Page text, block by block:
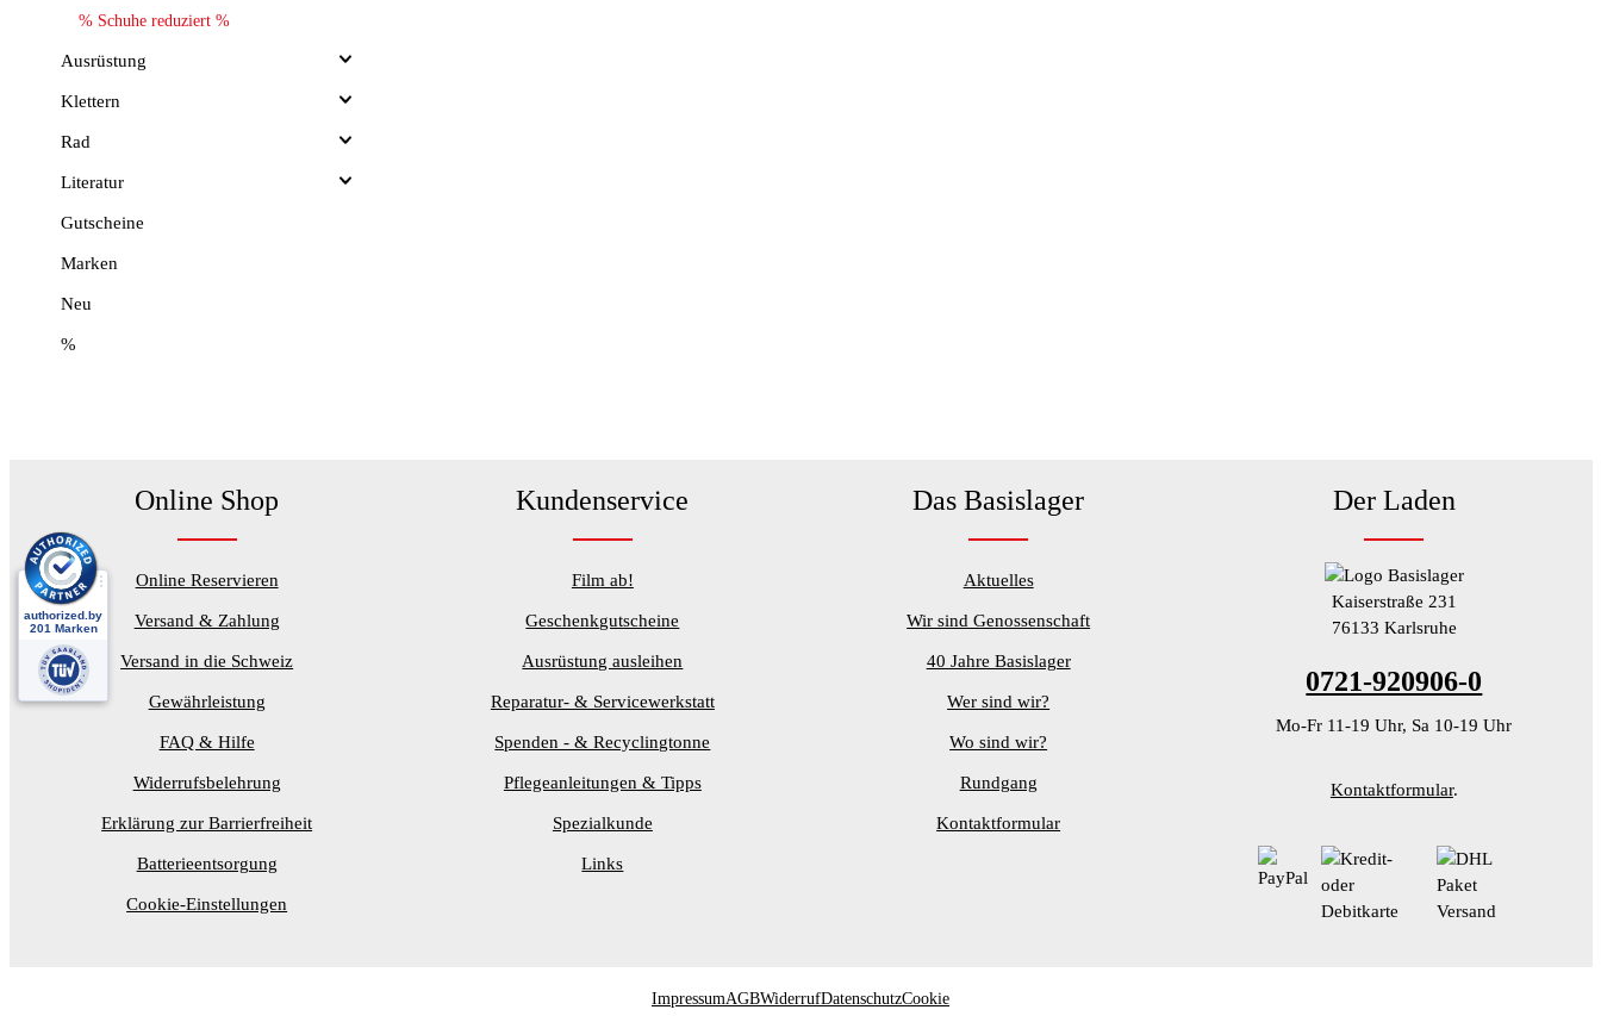
% Schuhe reduziert %
Ausrüstung
Klettern
Rad
Literatur
Gutscheine
Marken
Neu
%
Online Shop
Online Reservieren
Versand & Zahlung
Versand in die Schweiz
Gewährleistung
FAQ & Hilfe
Widerrufsbelehrung
Erklärung zur Barrierfreiheit
Batterieentsorgung
Cookie-Einstellungen
Kundenservice
Film ab!
Geschenkgutscheine
Ausrüstung ausleihen
Reparatur- & Servicewerkstatt
Spenden - & Recyclingtonne
Pflegeanleitungen & Tipps
Spezialkunde
Links
Das Basislager
Aktuelles
Wir sind Genossenschaft
40 Jahre Basislager
Wer sind wir?
Wo sind wir?
Rundgang
Kontaktformular
Der Laden
Kaiserstraße 231
76133 Karlsruhe
0721-920906-0
Mo-Fr 11-19 Uhr, Sa 10-19 Uhr
Kontaktformular.
ImpressumAGBWiderrufDatenschutzCookie